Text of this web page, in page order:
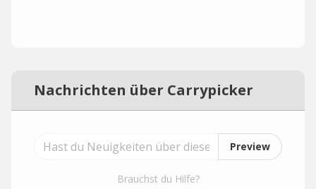
Nachrichten über Carrypicker
Preview
Brauchst du Hilfe?